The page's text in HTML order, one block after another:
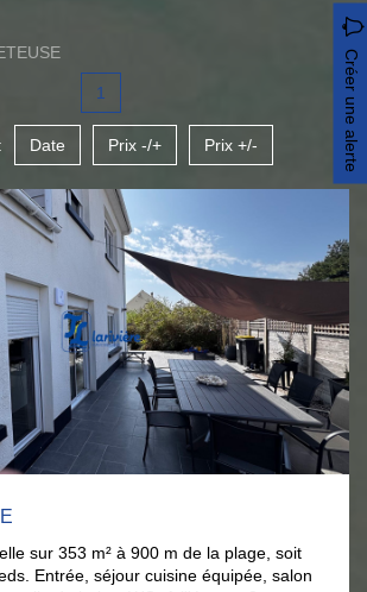
Créer une alerte
1
Date Prix -/+ Prix +/-
soit
Entrée, séjour cuisine équipée, salon